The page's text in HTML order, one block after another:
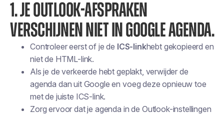
1. JE OUTLOOK-AFSPRAKEN
VERSCHIJNEN NIET IN GOOGLE AGENDA.
Controleer eerst of je de ICS-linkhebt gekopieerd en
niet de HTML-link.
Als je de verkeerde hebt geplakt, verwijder de
agenda dan uit Google en voeg deze opnieuw toe
met de juiste ICS-link.
Zorg ervoor dat je agenda in de Outlook-instellingen